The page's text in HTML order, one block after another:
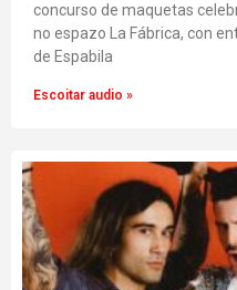
concurso de maquetas
no espazo La Fábrica, con
de Espabila
Escoitar audio »